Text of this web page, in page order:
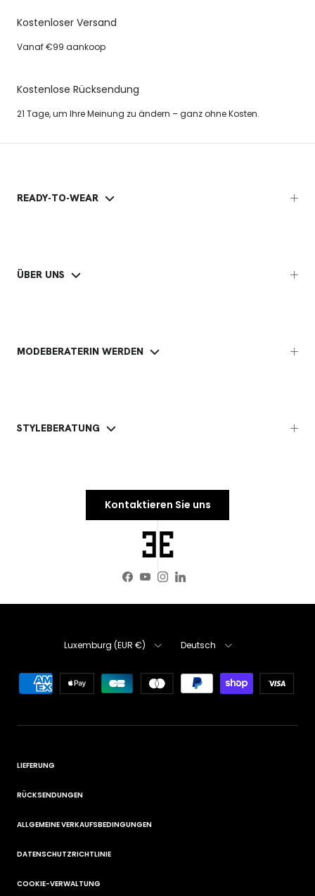
Kostenloser Versand
Vanaf €99 aankoop
Kostenlose Rücksendung
21 Tage, um Ihre Meinung zu ändern – ganz ohne Kosten.
READY-TO-WEAR
ÜBER UNS
MODEBERATERIN WERDEN
STYLEBERATUNG
Kontaktieren Sie uns
Facebook
YouTube
Instagram
LinkedIn
Land/Region
Luxemburg (EUR €) Deutsch
LIEFERUNG
RÜCKSENDUNGEN
ALLGEMEINE VERKAUFSBEDINGUNGEN
DATENSCHUTZRICHTLINIE
COOKIE-VERWALTUNG